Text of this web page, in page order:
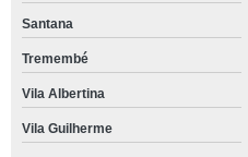
Santana
Tremembé
Vila Albertina
Vila Guilherme